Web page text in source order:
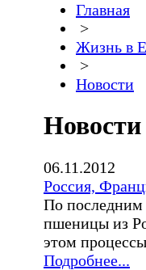
Главная
>
Жизнь в
>
Новости
Новости
06.11.2012
Россия,
По последним
пшеницы из
этом
Подробнее...